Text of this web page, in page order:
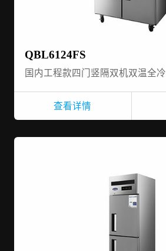
QBL6124FS
国内工程款四门竖隔双机双温全
查看详情